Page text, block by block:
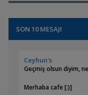
SON 10 MESAJI
Ceyhun's
Geçmiş olsun diyim,
Merhaba cafe [:)]